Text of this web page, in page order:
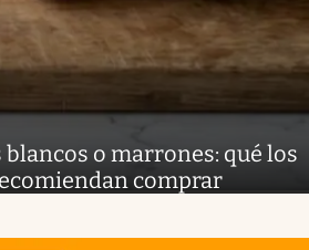
blancos o marrones: qué los
comprar